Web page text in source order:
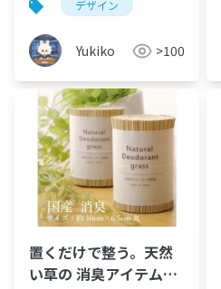
デザイン
Yukiko >100
置くだけで整う。天然
い草の 消臭アイテム